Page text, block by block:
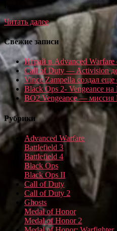
Читать далее
Свежие записи
Играй в Advanced
Call of Duty — Activision
Vince Zampella создал
Black Ops 2- Vengeance
BO2 Vengeance — миссия
Рубрики
Advanced Warfare
Battlefield 3
Battlefield 4
Black Ops
Black Ops II
Call of Duty
Call of Duty 2
Ghosts
Medal of Honor
Medal of Honor 2